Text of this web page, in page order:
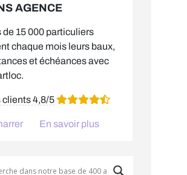
AGENCE
de 15 000 particuliers
chaque mois leurs baux,
et échéances avec
clients 4,8/5
En savoir plus